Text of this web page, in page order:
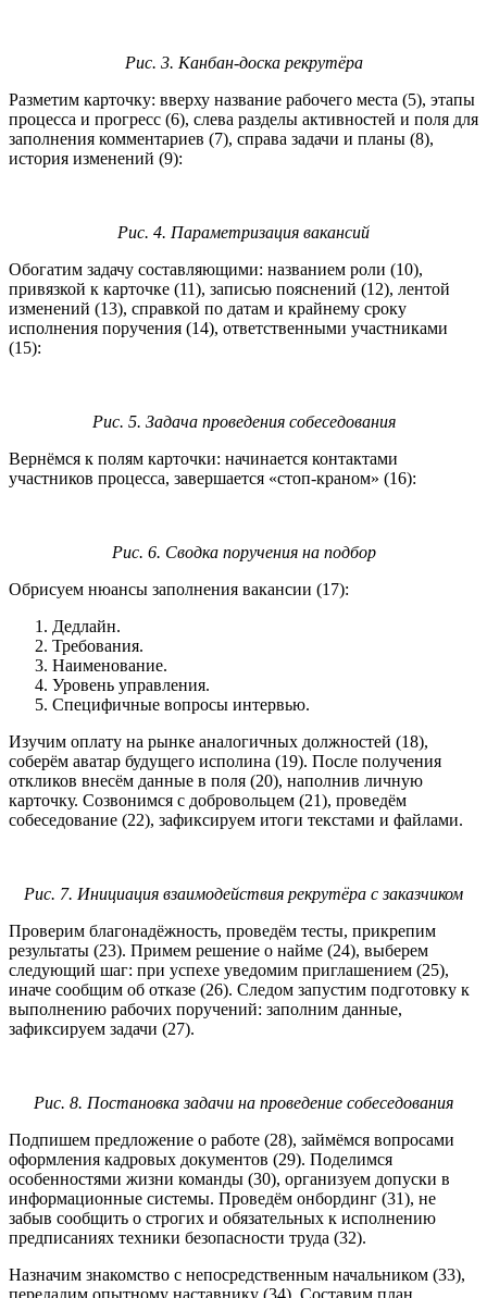
Рис. 3. Канбан-доска рекрутёра
Разметим карточку: вверху название рабочего места (5), этапы
процесса и прогресс (6), слева разделы активностей и поля для
заполнения комментариев (7), справа задачи и планы (8),
история изменений (9):
Рис. 4. Параметризация вакансий
Обогатим задачу составляющими: названием роли (10),
привязкой к карточке (11), записью пояснений (12), лентой
изменений (13), справкой по датам и крайнему сроку
исполнения поручения (14), ответственными участниками
(15):
Рис. 5. Задача проведения собеседования
Вернёмся к полям карточки: начинается контактами
участников процесса, завершается «стоп-краном» (16):
Рис. 6. Сводка поручения на подбор
Обрисуем нюансы заполнения вакансии (17):
Дедлайн.
Требования.
Наименование.
Уровень управления.
Специфичные вопросы интервью.
Изучим оплату на рынке аналогичных должностей (18),
соберём аватар будущего исполина (19). После получения
откликов внесём данные в поля (20), наполнив личную
карточку. Созвонимся с добровольцем (21), проведём
собеседование (22), зафиксируем итоги текстами и файлами.
Рис. 7. Инициация взаимодействия рекрутёра с заказчиком
Проверим благонадёжность, проведём тесты, прикрепим
результаты (23). Примем решение о найме (24), выберем
следующий шаг: при успехе уведомим приглашением (25),
иначе сообщим об отказе (26). Следом запустим подготовку к
выполнению рабочих поручений: заполним данные,
зафиксируем задачи (27).
Рис. 8. Постановка задачи на проведение собеседования
Подпишем предложение о работе (28), займёмся вопросами
оформления кадровых документов (29). Поделимся
особенностями жизни команды (30), организуем допуски в
информационные системы. Проведём онбординг (31), не
забыв сообщить о строгих и обязательных к исполнению
предписаниях техники безопасности труда (32).
Назначим знакомство с непосредственным начальником (33),